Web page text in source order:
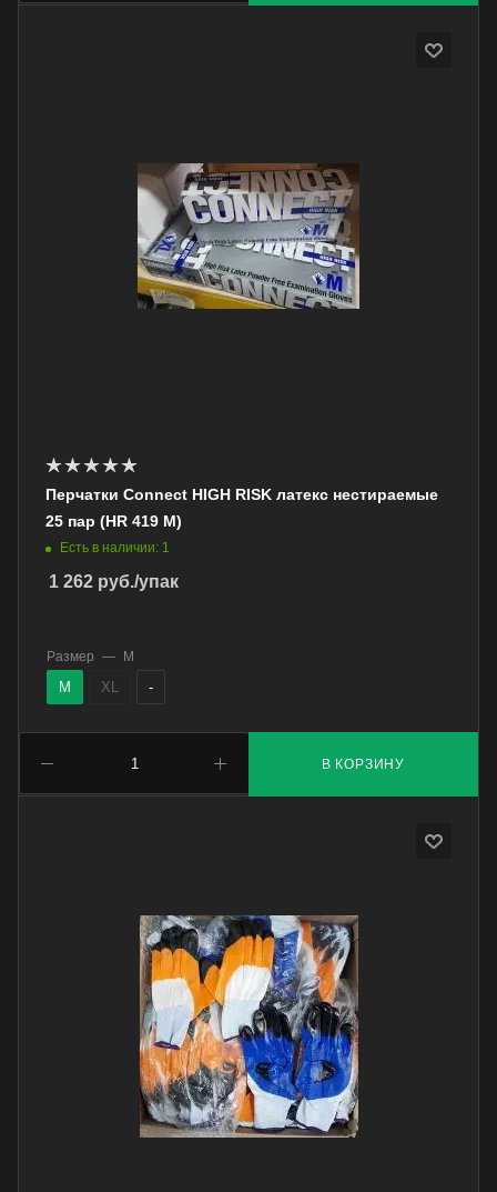
Перчатки Connect HIGH RISK латекс нестираемые
25 пар (HR 419 M)
Есть в наличии: 1
1 262 руб./упак
В КОРЗИНУ
Размер — M
M XL -